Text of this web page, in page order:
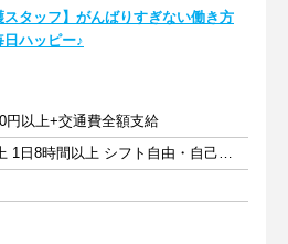
スタッフ】がんばりすぎない働き方
日ハッピー♪
円以上+交通費全額支給
週2日以上 1日8時間以上 シフト自由・自己申告